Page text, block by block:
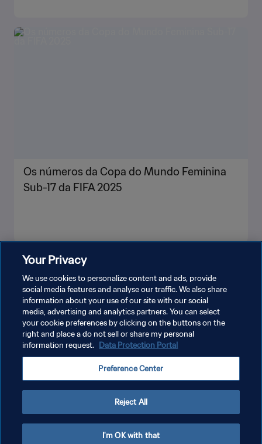
Os números da Copa do Mundo Feminina
Sub-17 da FIFA 2025
POLÍTICA DE PRIVACIDADE
ADMINISTRAR AS PREFERÊNCIAS DE COOKIES
Copyright © 1994-2026 FIFA. Todos os direitos reservados.
Your Privacy
We use cookies to personalize content and ads, provide
social media features and analyse our traffic. We also share
information about your use of our site with our social
media, advertising and analytics partners. You can select
your cookie preferences by clicking on the buttons on the
right and place a do not sell or share my personal
information request. Data Protection Portal
Preference Center
Reject All
I'm OK with that